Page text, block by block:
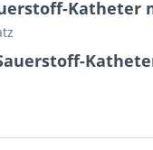
Katheter